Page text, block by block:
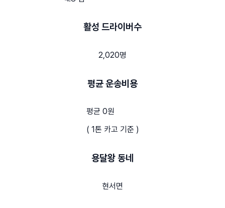
활성 드라이버수
2,020명
평균 운송비용
평균 0원
( 1톤 카고 기준 )
용달왕 동네
현서면